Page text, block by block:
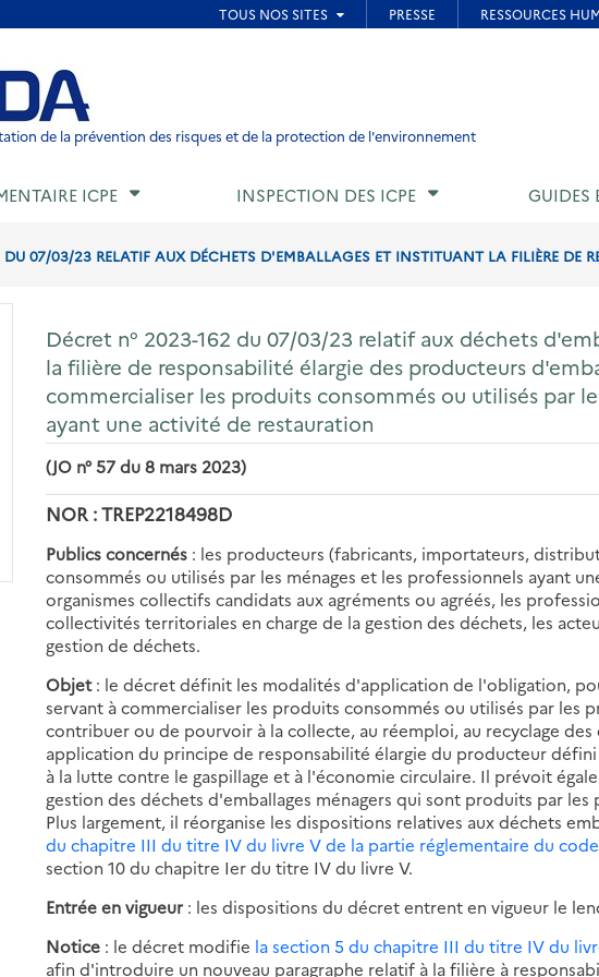
de page
de la prévention des risques et de la protection de l'environnement
ICPE INSPECTION DES ICPE GUIDES
07/03/23 RELATIF AUX DÉCHETS D'EMBALLAGES ET INSTITUANT LA FILIÈRE DE
Décret n° 2023-162 du 07/03/23 relatif aux déchets
la filière de responsabilité élargie des producteurs
commercialiser les produits consommés ou utilisés par
ayant une activité de restauration
(JO n° 57 du 8 mars 2023)
NOR : TREP2218498D
Publics concernés : les producteurs (fabricants, importateurs,
consommés ou utilisés par les ménages et les professionnels ayant
organismes collectifs candidats aux agréments ou agréés, les
collectivités territoriales en charge de la gestion des déchets, les
gestion de déchets.
Objet: le décret définit les modalités d'application de l'obligation,
servant à commercialiser les produits consommés ou utilisés par les
contribuer ou de pourvoir à la collecte, au réemploi, au recyclage des
application du principe de responsabilité élargie du producteur
à la lutte contre le gaspillage et à l'économie circulaire. Il prévoit
gestion des déchets d'emballages ménagers qui sont produits par
Plus largement, il réorganise les dispositions relatives aux déchets
du chapitre III du titre IV du livre V de la partie réglementaire du
section 10 du chapitre Ier du titre IV du livre V.
Entrée en vigueur : les dispositions du décret entrent en vigueur le
Notice : le décret modifie la section 5 du chapitre III du titre IV du
afin d'introduire un nouveau paragraphe relatif à la filière à